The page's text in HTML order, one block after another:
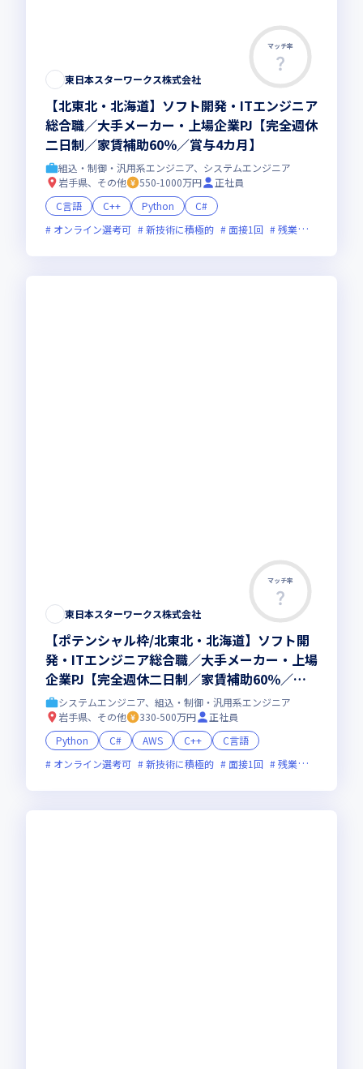
マッチ率
東日本スターワークス株式会社
【北東北・北海道】ソフト開発・ITエンジニア
総合職／大手メーカー・上場企業PJ【完全週休
二日制／家賃補助60％／賞与4カ月】
組込・制御・汎用系エンジニア、システムエンジニア
岩手県、その他
550-1000万円
正社員
C言語
C++ Python
C#
オンライン選考可
新技術に積極的 面接1回 残業月20時間未満
マッチ率
東日本スターワークス株式会社
【ポテンシャル枠/北東北・北海道】ソフト開
発・ITエンジニア総合職／大手メーカー・上場
企業PJ【完全週休二日制／家賃補助60％／賞
与4カ月】
システムエンジニア、組込・制御・汎用系エンジニア
岩手県、その他
330-500万円
正社員
Python
C# AWS C++
C言語
オンライン選考可
新技術に積極的 面接1回 残業月20時間未満